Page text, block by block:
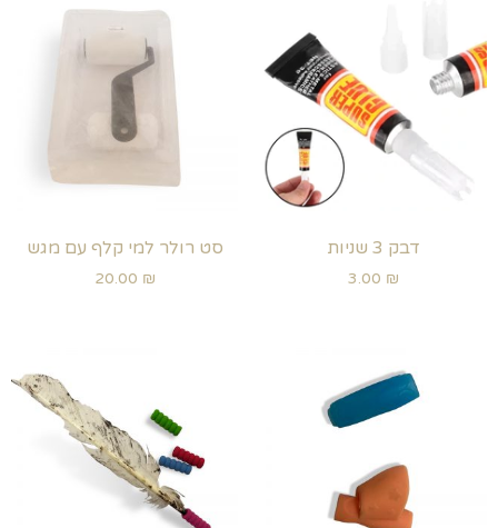
דבק 3 שניות
3.00 ₪
סט רולר למי קלף עם מגש
20.00 ₪